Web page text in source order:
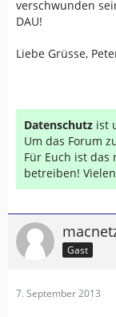
verschwunden
DAU!
Liebe Grüsse,
Datenschutz ist
Um das Forum
Für Euch ist das
betreiben!
Gast
7. September 2013